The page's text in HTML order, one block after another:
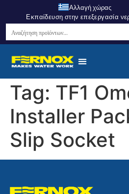
Αλλαγή χώρας
Εκπαίδευση στην επεξεργασία
Tag: TF1
Installer
Slip Socket